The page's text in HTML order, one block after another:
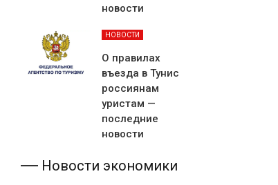
новости
НОВОСТИ
О правилах
въезда в Тунис
россиянам
уристам —
последние
новости
Новости экономики